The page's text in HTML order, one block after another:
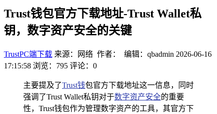
Trust钱包官方下载地址-Trust Wallet私
钥，数字资产安全的关键
TrustPC端下载 来源：网络 作者： 编辑：qbadmin 2026-06-16
17:15:58 浏览：795 评论：0
主要提及了Trust钱包官方下载地址这一信息，同时
强调了Trust Wallet私钥对于数字资产安全的重要
性，Trust钱包作为管理数字资产的工具，其官方下